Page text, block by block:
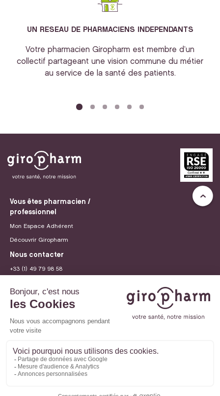
UN RESEAU DE PHARMACIENS INDEPENDANTS
Votre pharmacien Giropharm est membre d’un
collectif partageant une vision commune du métier
au service de la santé des patients.
Vous êtes pharmacien /
professionnel
Mon Espace Adhérent
Découvrir Giropharm
Nous contacter
+33 (1) 49 79 98 58
Recrutement